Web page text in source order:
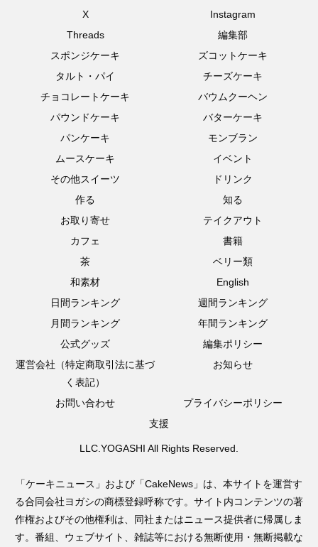
X
Instagram
Threads
編集部
スポンジケーキ
ズコットケーキ
タルト・パイ
チーズケーキ
チョコレートケーキ
バウムクーヘン
パウンドケーキ
バターケーキ
パンケーキ
モンブラン
ムースケーキ
イベント
その他スイーツ
ドリンク
作る
知る
お取り寄せ
テイクアウト
カフェ
書籍
茶
ベリー類
和素材
English
日間ランキング
週間ランキング
月間ランキング
年間ランキング
公式グッズ
編集ポリシー
運営会社（特定商取引法に基づ
く表記）
お知らせ
お問い合わせ
プライバシーポリシー
支援
LLC.YOGASHI All Rights Reserved.
「ケーキニュース」および「CakeNews」は、本サイトを運営す
る合同会社ヨガシの商標登録呼称です。サイト内コンテンツの著
作権およびその他権利は、同社またはニュース提供者に帰属しま
す。番組、ウェブサイト、雑誌等における無断使用・無断掲載な